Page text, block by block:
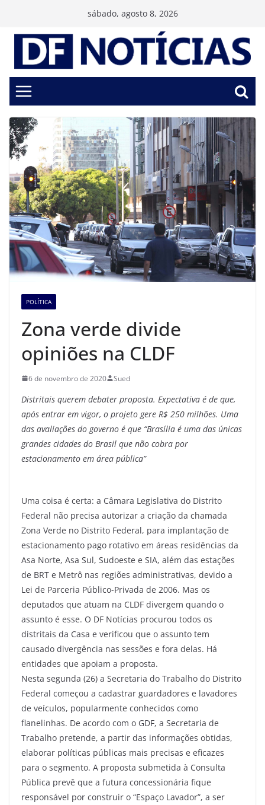
conteúdo
sábado, agosto 8, 2026
POLÍTICA
Zona verde divide
opiniões na CLDF
6 de novembro de 2020 Sued
Distritais querem debater proposta. Expectativa é de que,
após entrar em vigor, o projeto gere R$ 250 milhões. Uma
das avaliações do governo é que “Brasília é uma das únicas
grandes cidades do Brasil que não cobra por
estacionamento em área pública”
Uma coisa é certa: a Câmara Legislativa do Distrito
Federal não precisa autorizar a criação da chamada
Zona Verde no Distrito Federal, para implantação de
estacionamento pago rotativo em áreas residências da
Asa Norte, Asa Sul, Sudoeste e SIA, além das estações
de BRT e Metrô nas regiões administrativas, devido a
Lei de Parceria Público-Privada de 2006. Mas os
deputados que atuam na CLDF divergem quando o
assunto é esse. O DF Notícias procurou todos os
distritais da Casa e verificou que o assunto tem
causado divergência nas sessões e fora delas. Há
entidades que apoiam a proposta.
Nesta segunda (26) a Secretaria do Trabalho do Distrito
Federal começou a cadastrar guardadores e lavadores
de veículos, popularmente conhecidos como
flanelinhas. De acordo com o GDF, a Secretaria de
Trabalho pretende, a partir das informações obtidas,
elaborar políticas públicas mais precisas e eficazes
para o segmento. A proposta submetida à Consulta
Pública prevê que a futura concessionária fique
responsável por construir o “Espaço Lavador”, a ser